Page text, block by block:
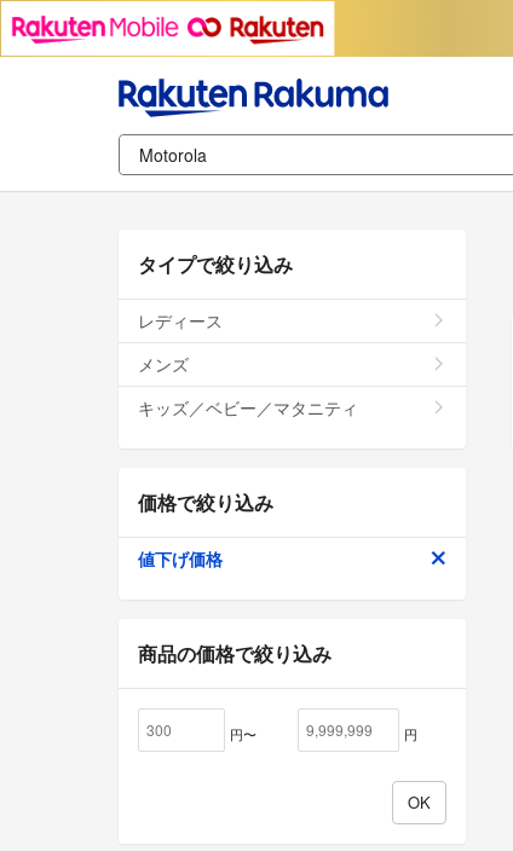
タイプで絞り込み
レディース
メンズ
キッズ／ベビー／マタニティ
価格で絞り込み
値下げ価格
商品の価格で絞り込み
円〜 円